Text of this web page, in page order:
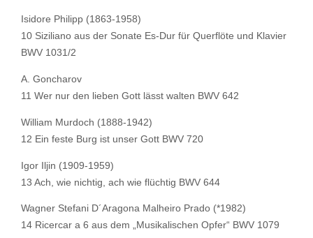
Isidore Philipp (1863-1958)
10 Siziliano aus der Sonate Es-Dur für Querflöte und Klavier
BWV 1031/2
A. Goncharov
11 Wer nur den lieben Gott lässt walten BWV 642
William Murdoch (1888-1942)
12 Ein feste Burg ist unser Gott BWV 720
Igor Iljin (1909-1959)
13 Ach, wie nichtig, ach wie flüchtig BWV 644
Wagner Stefani D´Aragona Malheiro Prado (*1982)
14 Ricercar a 6 aus dem „Musikalischen Opfer“ BWV 1079